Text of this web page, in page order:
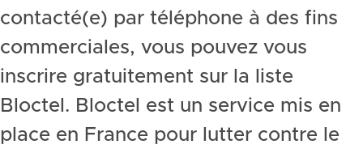
contacté(e) par téléphone à des fins
commerciales, vous pouvez vous
inscrire gratuitement sur la liste
Bloctel. Bloctel est un service mis en
place en France pour lutter contre le